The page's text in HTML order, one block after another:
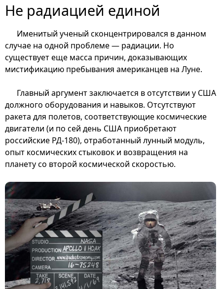
Не радиацией единой
Именитый ученый сконцентрировался в данном
случае на одной проблеме — радиации. Но
существует еще масса причин, доказывающих
мистификацию пребывания американцев на Луне.
Главный аргумент заключается в отсутствии у США
должного оборудования и навыков. Отсутствуют
ракета для полетов, соответствующие космические
двигатели (и по сей день США приобретают
российские РД-180), отработанный лунный модуль,
опыт космических стыковок и возвращения на
планету со второй космической скоростью.